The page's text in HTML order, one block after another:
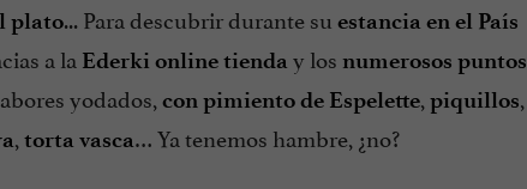
plato... Para descubrir durante su estancia en el País
a la Ederki online tienda y los numerosos puntos
yodados, con pimiento de Espelette, piquillos,
, torta vasca… Ya tenemos hambre, ¿no?